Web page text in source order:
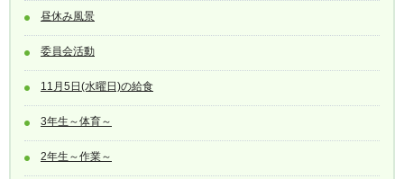
昼休み風景
委員会活動
11月5日(水曜日)の給食
3年生～体育～
2年生～作業～